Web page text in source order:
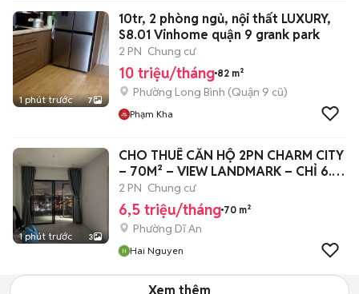
1 phút trước 7
10tr, 2 phòng ngủ, nội thất LUXURY,
S8.01 Vinhome quận 9 grank park
2 PN Chung cư
10 triệu/tháng 82 m²
Phường Long Bình (Quận 9 cũ)
Phạm Kha
1 phút trước 3
CHO THUÊ CĂN HỘ 2PN CHARM CITY
– 70M² – VIEW LANDMARK – CHỈ 6.5
TRIỆU
2 PN Chung cư
6,5 triệu/tháng 70 m²
Phường Dĩ An
Hai Nguyen
Xem thêm